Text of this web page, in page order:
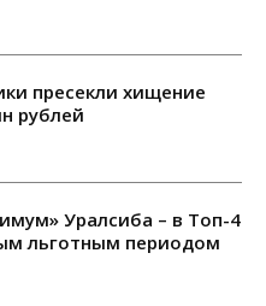
пресекли хищение
рублей
Уралсиба – в Топ-4
льготным периодом